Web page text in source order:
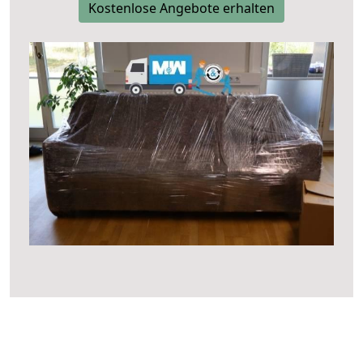
Kostenlose Angebote erhalten